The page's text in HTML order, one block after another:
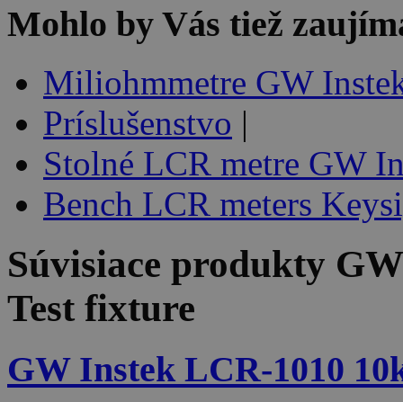
Mohlo by Vás tiež
Miliohmmetre GW
Príslušenstvo |
Stolné LCR metre GW
Bench LCR meters
Súvisiace produkty
Test fixture
GW Instek LCR-1010